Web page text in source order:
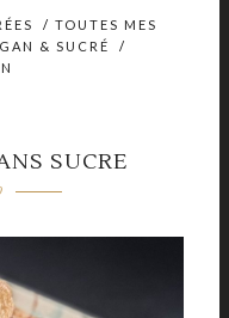
/ TOUTES MES
& SUCRÉ
/
SUCRE